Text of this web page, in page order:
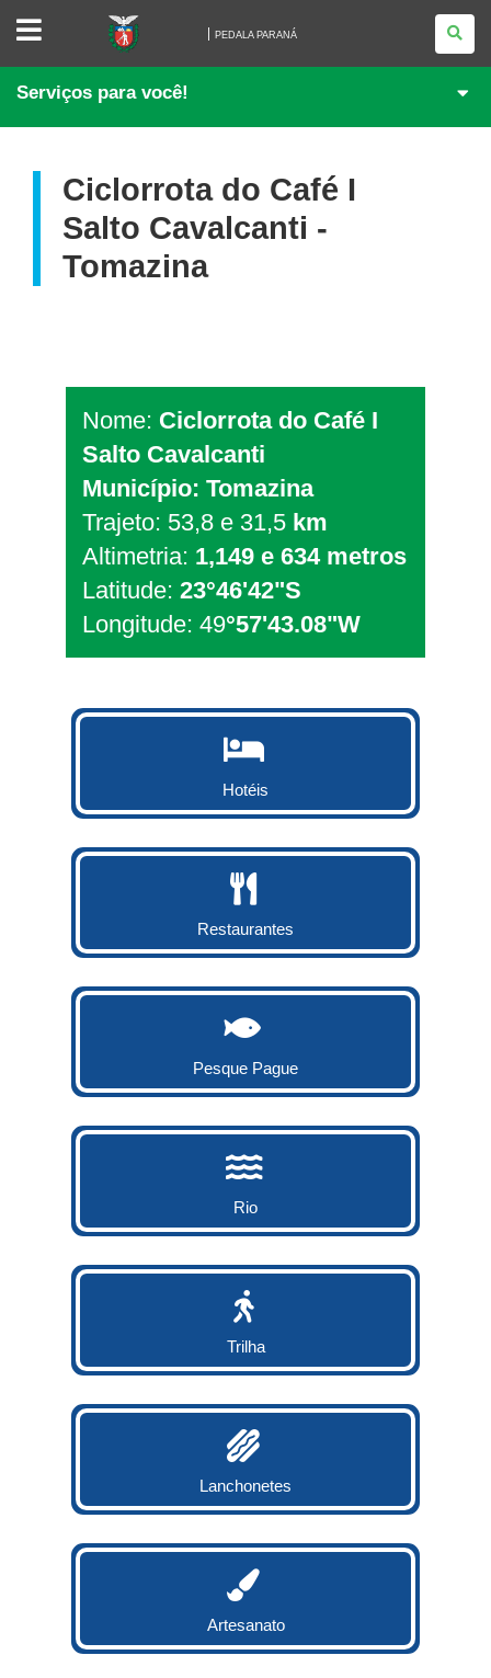
PEDALA
PARANÁ
PEDALA PARANÁ
Serviços para você!
Ciclorrota do Café I
Salto Cavalcanti -
Tomazina
Nome: Ciclorrota do Café I
Salto Cavalcanti
Município: Tomazina
Trajeto: 53,8 e 31,5 km
Altimetria: 1,149 e 634 metros
Latitude: 23°46'42"S
Longitude: 49°57'43.08"W
Hotéis
Restaurantes
Pesque Pague
Rio
Trilha
Lanchonetes
Artesanato